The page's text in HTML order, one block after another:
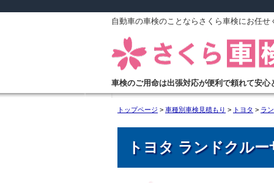
自動車の車検のことならさくら車検にお任
車検のご用命は出張対応が便利で頼れて安心
トップページ > 車種別車検見積もり > トヨタ > ラ
トヨタ ランドクル